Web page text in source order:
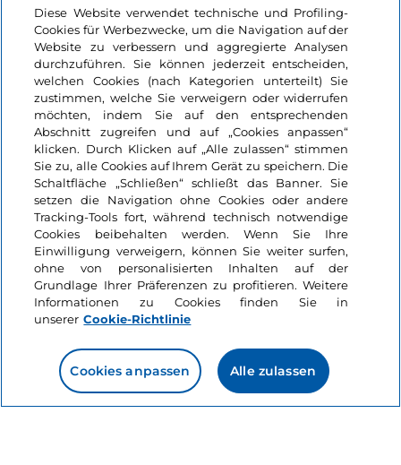
Piemont, Turin Piemonte, Venaria Reale
Informationen über die Seite
Nützliche Links
Login
Bleiben wir in Kontakt
Diese Website verwendet technische und Profiling-
Cookies für Werbezwecke, um die Navigation auf der
Website zu verbessern und aggregierte Analysen
durchzuführen. Sie können jederzeit entscheiden,
welchen Cookies (nach Kategorien unterteilt) Sie
zustimmen, welche Sie verweigern oder widerrufen
möchten, indem Sie auf den entsprechenden
Abschnitt zugreifen und auf „Cookies anpassen“
klicken. Durch Klicken auf „Alle zulassen“ stimmen
Sie zu, alle Cookies auf Ihrem Gerät zu speichern. Die
Schaltfläche „Schließen“ schließt das Banner. Sie
setzen die Navigation ohne Cookies oder andere
Tracking-Tools fort, während technisch notwendige
Cookies beibehalten werden. Wenn Sie Ihre
Einwilligung verweigern, können Sie weiter surfen,
ohne von personalisierten Inhalten auf der
Grundlage Ihrer Präferenzen zu profitieren. Weitere
Informationen zu Cookies finden Sie in
unserer Cookie-Richtlinie
Cookies anpassen Alle zulassen